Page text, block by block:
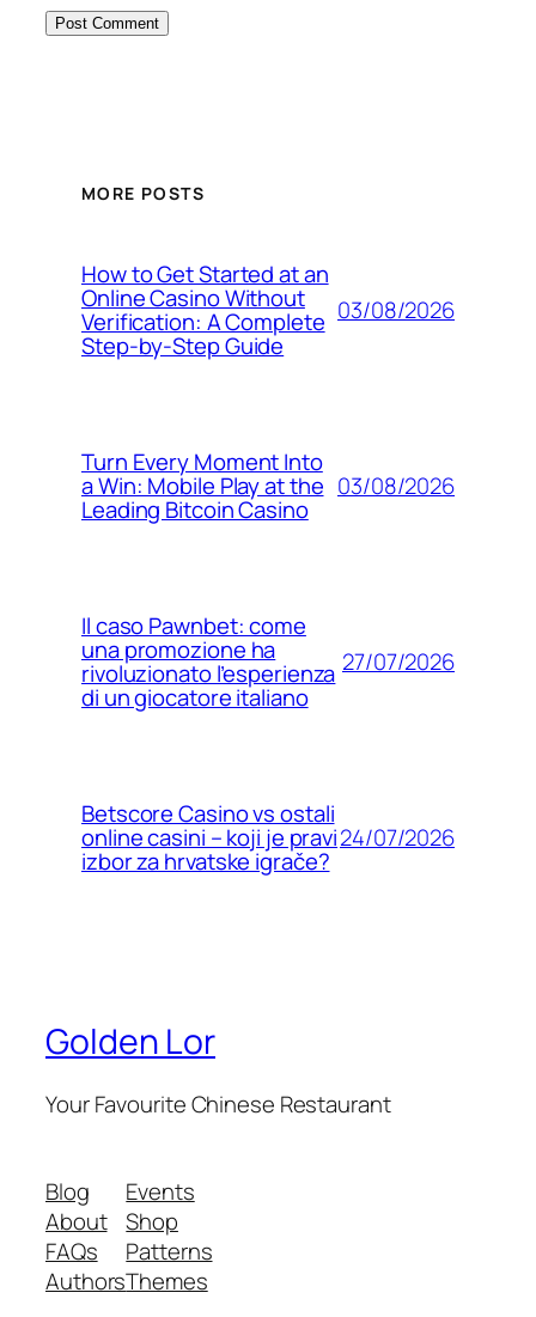
MORE POSTS
How to Get Started at an
Online Casino Without
Verification: A Complete
Step‑by‑Step Guide
03/08/2026
Turn Every Moment Into
a Win: Mobile Play at the
Leading Bitcoin Casino
03/08/2026
Il caso Pawnbet: come
una promozione ha
rivoluzionato l’esperienza
di un giocatore italiano
27/07/2026
Betscore Casino vs ostali
online casini – koji je pravi
izbor za hrvatske igrače?
24/07/2026
Golden Lor
Your Favourite Chinese Restaurant
Blog
About
FAQs
Authors
Events
Shop
Patterns
Themes